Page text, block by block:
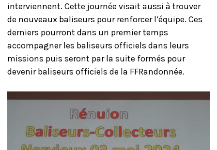
interviennent. Cette journée visait aussi à trouver
de nouveaux baliseurs pour renforcer l’équipe. Ces
derniers pourront dans un premier temps
accompagner les baliseurs officiels dans leurs
missions puis seront par la suite formés pour
devenir baliseurs officiels de la FFRandonnée.